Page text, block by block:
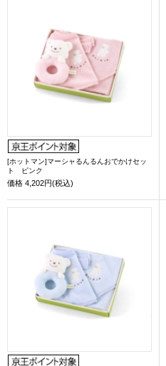
[ホットマン]マーシャるんるんおでかけセッ
ト ピンク
価格 4,202円(税込)